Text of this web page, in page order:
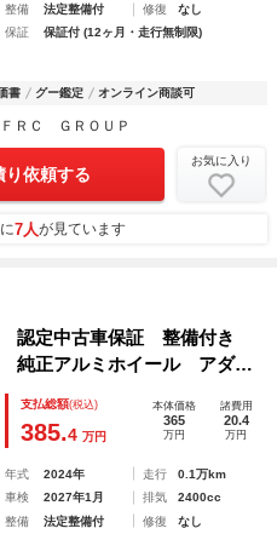
整備
法定整備付 修復
なし
保証
保証付 (12ヶ月・走行無制限)
書 グー鑑定 オンライン商談可
ＲＣ ＧＲＯＵＰ
り依頼する
お気に入り
7人が見ています
認定中古車保証 整備付き
純正アルミホイール アダプ
正ナビ
支払総額(税込)
385.4 万円
本体価格
365
万円
諸費用
20.4
万円
年式 2024年 走行
0.1万km
車検
2027年1月 排気
2400cc
整備
法定整備付 修復
なし